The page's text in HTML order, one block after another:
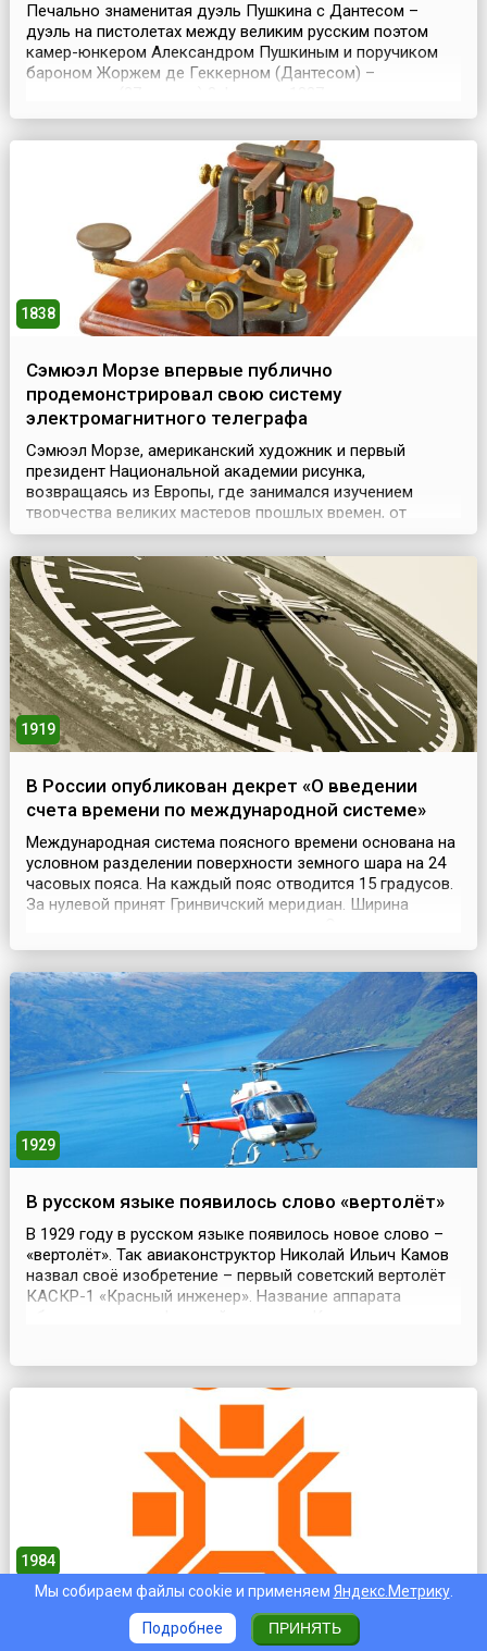
Печально знаменитая дуэль Пушкина с Дантесом –
дуэль на пистолетах между великим русским поэтом
камер-юнкером Александром Пушкиным и поручиком
бароном Жоржем де Геккерном (Дантесом) –
Санкт-Петербурга, в районе Черной речки близ
анонимными письмами, намекавшими на неверность
жены Пушкина.Француз...
1838
Сэмюэл Морзе впервые публично
продемонстрировал свою систему
электромагнитного телеграфа
Сэмюэл Морзе, американский художник и первый
президент Национальной академии рисунка,
возвращаясь из Европы, где занимался изучением
творчества великих мастеров прошлых времен, от
своего попутчика на корабле узнал о воздействии тока
на магнит и о его способности мгновенно проходить по
длинному проводу. Художник загорелся идеей
применить электромагнетизм для передачи
сигналов.Морзе не имел глуб...
1919
В России опубликован декрет «О введении
счета времени по международной системе»
Международная система поясного времени основана на
условном разделении поверхности земного шара на 24
часовых пояса. На каждый пояс отводится 15 градусов.
За нулевой принят Гринвичский меридиан. Ширина
с административными границами.Например, территория
поясов, а в стране действует время одного...
1929
В русском языке появилось слово «вертолёт»
В 1929 году в русском языке появилось новое слово –
«вертолёт». Так авиаконструктор Николай Ильич Камов
назвал своё изобретение – первый советский вертолёт
КАСКР-1 «Красный инженер». Название аппарата
1984
Открылись XIV зимние Олимпийские игры в
Сараево (Югославия)
Мы собираем файлы cookie и применяем Яндекс.Метрику.
Подробнее ПРИНЯТЬ